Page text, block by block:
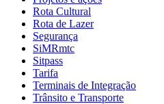
Rota Cultural
Rota de Lazer
Segurança
SiMRmtc
Sitpass
Tarifa
Terminais de Integração
Trânsito e Transporte